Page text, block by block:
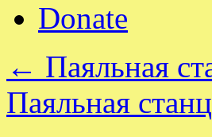
Donate
← Паяльная
Паяльная